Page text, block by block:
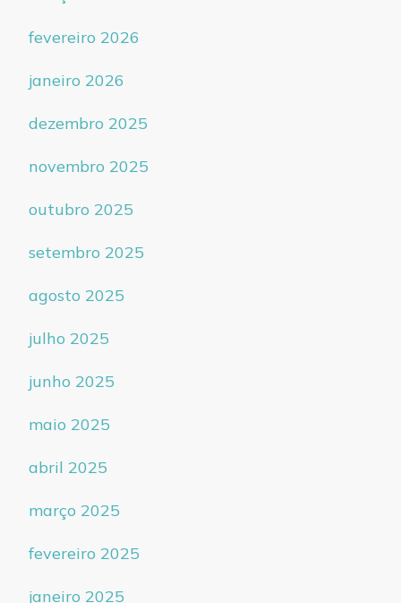
fevereiro 2026
janeiro 2026
dezembro 2025
novembro 2025
outubro 2025
setembro 2025
agosto 2025
julho 2025
junho 2025
maio 2025
abril 2025
março 2025
fevereiro 2025
janeiro 2025